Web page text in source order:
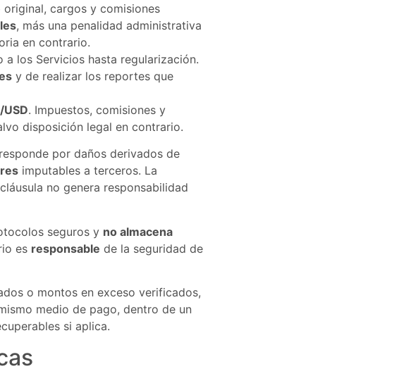
cargos y comisiones
, más una penalidad administrativa
en contrario.
a los Servicios hasta regularización.
y de realizar los reportes que
USD. Impuestos, comisiones y
disposición legal en contrario.
por daños derivados de
imputables a terceros. La
no genera responsabilidad
seguros y no almacena
es responsable de la seguridad de
o montos en exceso verificados,
medio de pago, dentro de un
si aplica.